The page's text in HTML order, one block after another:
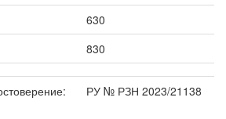
630
830
РУ № РЗН 2023/21138